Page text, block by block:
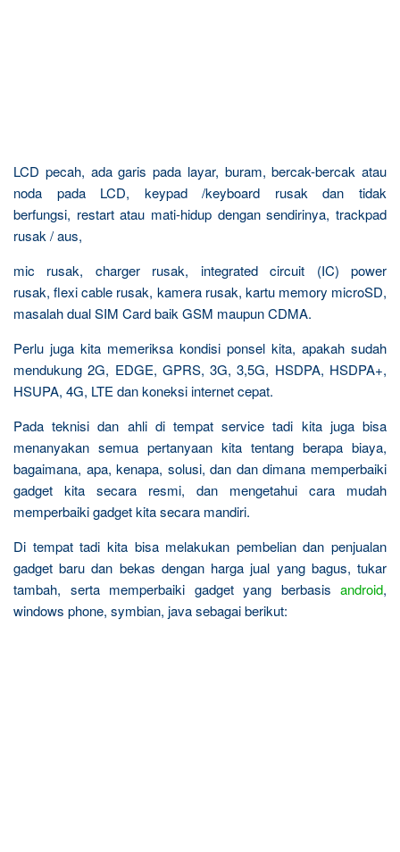
LCD pecah, ada garis pada layar, buram, bercak-bercak atau
noda pada LCD, keypad /keyboard rusak dan tidak
berfungsi, restart atau mati-hidup dengan sendirinya, trackpad
rusak / aus,
mic rusak, charger rusak, integrated circuit (IC) power
rusak, flexi cable rusak, kamera rusak, kartu memory microSD,
masalah dual SIM Card baik GSM maupun CDMA.
Perlu juga kita memeriksa kondisi ponsel kita, apakah sudah
mendukung 2G, EDGE, GPRS, 3G, 3,5G, HSDPA, HSDPA+,
HSUPA, 4G, LTE dan koneksi internet cepat.
Pada teknisi dan ahli di tempat service tadi kita juga bisa
menanyakan semua pertanyaan kita tentang berapa biaya,
bagaimana, apa, kenapa, solusi, dan dan dimana memperbaiki
gadget kita secara resmi, dan mengetahui cara mudah
memperbaiki gadget kita secara mandiri.
Di tempat tadi kita bisa melakukan pembelian dan penjualan
gadget baru dan bekas dengan harga jual yang bagus, tukar
tambah, serta memperbaiki gadget yang berbasis android,
windows phone, symbian, java sebagai berikut: